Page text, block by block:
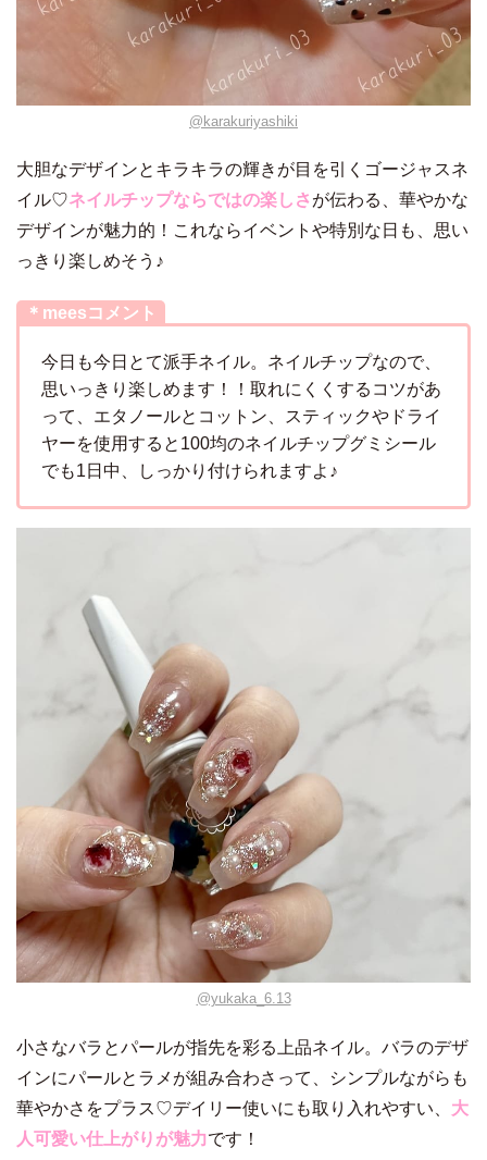
@karakuriyashiki
大胆なデザインとキラキラの輝きが目を引くゴージャスネ
イル♡ネイルチップならではの楽しさが伝わる、華やかな
デザインが魅力的！これならイベントや特別な日も、思い
っきり楽しめそう♪
＊meesコメント
今日も今日とて派手ネイル。ネイルチップなので、
思いっきり楽しめます！！取れにくくするコツがあ
って、エタノールとコットン、スティックやドライ
ヤーを使用すると100均のネイルチップグミシール
でも1日中、しっかり付けられますよ♪
@yukaka_6.13
小さなバラとパールが指先を彩る上品ネイル。バラのデザ
インにパールとラメが組み合わさって、シンプルながらも
華やかさをプラス♡デイリー使いにも取り入れやすい、 大
人可愛い仕上がりが魅力です！